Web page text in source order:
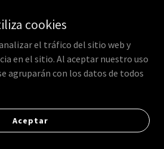
cookies
el tráfico del sitio web y
en el sitio. Al aceptar nuestro uso
agruparán con los datos de todos
Aceptar